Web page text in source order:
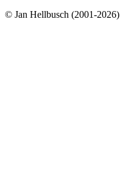
© Jan Hellbusch (2001-2026)